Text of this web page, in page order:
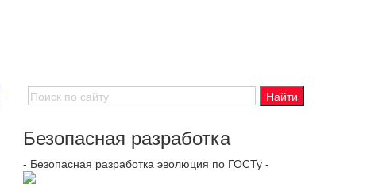
Безопасная разработка
- Безопасная разработка эволюция по ГОСТу -